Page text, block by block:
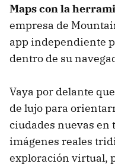
Maps con la
empresa de
app independiente
dentro de su
Vaya por delante
de lujo para
ciudades nuevas en
imágenes reales
exploración virtual,